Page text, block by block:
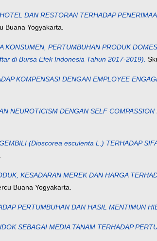
DAN RESTORAN TERHADAP
Buana Yogyakarta.
KONSUMEN, PERTUMBUHAN PRODUK
di Bursa Efek Indonesia Tahun 2017-2019).
KOMPENSASI DENGAN EMPLOYEE
NEUROTICISM DENGAN SELF
(Dioscorea esculenta L.) TERHADAP
KESADARAN MEREK DAN HARGA
Buana Yogyakarta.
PERTUMBUHAN DAN HASIL MENTIMUN
SEBAGAI MEDIA TANAM TERHADAP